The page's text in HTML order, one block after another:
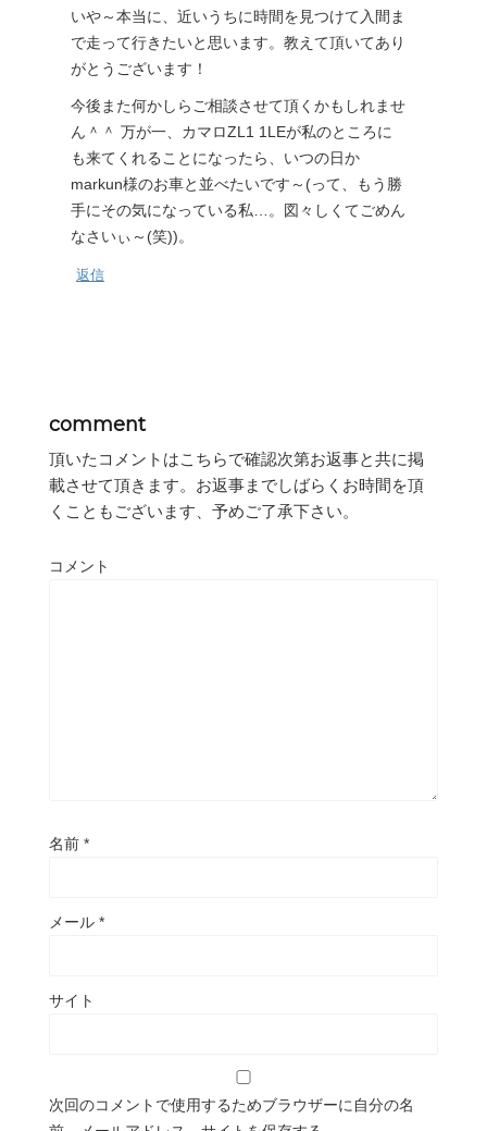
いや～本当に、近いうちに時間を見つけて入間ま
で走って行きたいと思います。教えて頂いてあり
がとうございます！
今後また何かしらご相談させて頂くかもしれませ
ん＾＾ 万が一、カマロZL1 1LEが私のところに
も来てくれることになったら、いつの日か
markun様のお車と並べたいです～(って、もう勝
手にその気になっている私…。図々しくてごめん
なさいぃ～(笑))。
返信
comment
頂いたコメントはこちらで確認次第お返事と共に掲
載させて頂きます。お返事までしばらくお時間を頂
くこともございます、予めご了承下さい。
コメント
名前 *
メール *
サイト
次回のコメントで使用するためブラウザーに自分の名